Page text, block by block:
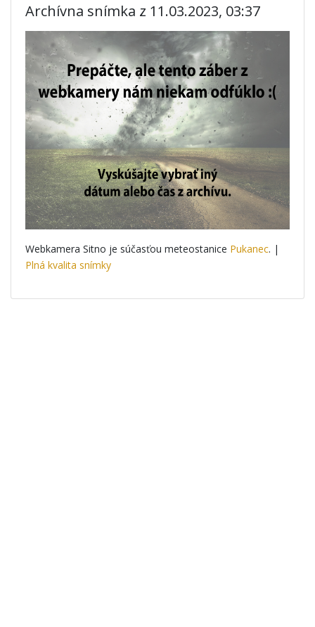
Archívna snímka z 11.03.2023, 03:37
Webkamera Sitno je súčasťou meteostanice Pukanec. |
Plná kvalita snímky